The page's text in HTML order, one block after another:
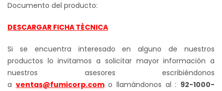
Documento del producto:
DESCARGAR FICHA TÉCNICA
Si se encuentra interesado en alguno de nuestros
productos lo invitamos a solicitar mayor información a
nuestros asesores escribiéndonos
a ventas@fumicorp.como llamándonos al : 92-1000-